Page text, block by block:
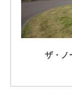
ザ・ノ